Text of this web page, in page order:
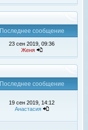
Последнее сообщение
23 сен 2019, 09:36
Женя
Последнее сообщение
19 сен 2019, 14:12
Анастасия